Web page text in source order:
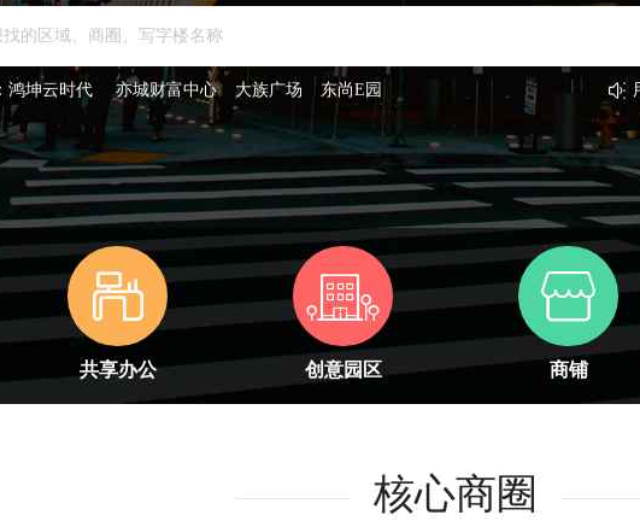
鸿坤云时代 亦城财富中心 大族广场 东尚E园
共享办公 创意园区 商铺
核心商圈